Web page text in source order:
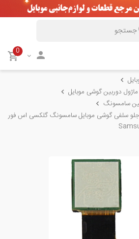
0
دوربین گوشی موبایل
سامسونگ
مگاپیکسلی جلو سلفی گوشی موبایل سامسونگ گلکسی اس فور